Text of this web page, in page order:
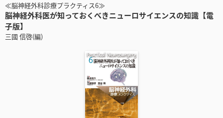
≪脳神経外科診療プラクティス6≫
脳神経外科医が知っておくべきニューロサイエンスの知識【電
子版】
三國 信啓(編)